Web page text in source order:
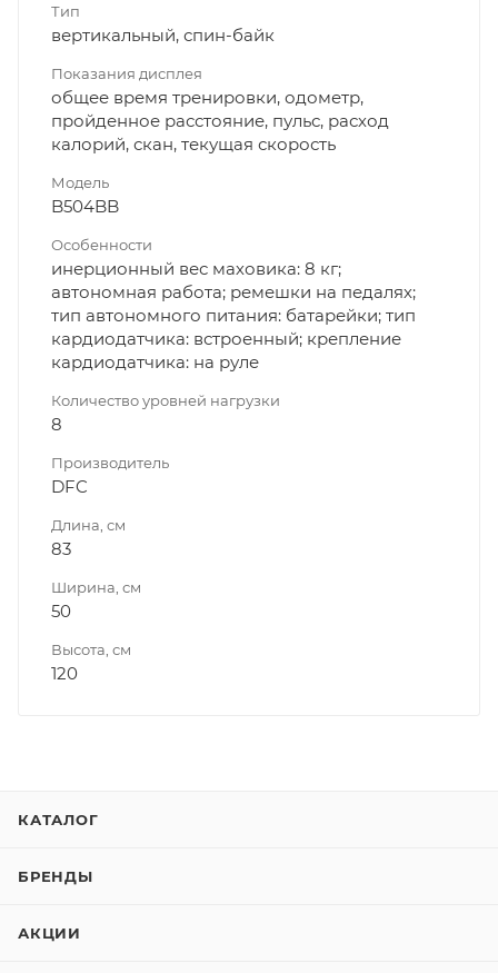
Тип
вертикальный, спин-байк
Показания дисплея
общее время тренировки, одометр,
пройденное расстояние, пульс, расход
калорий, скан, текущая скорость
Модель
B504BB
Особенности
инерционный вес маховика: 8 кг;
автономная работа; ремешки на педалях;
тип автономного питания: батарейки; тип
кардиодатчика: встроенный; крепление
кардиодатчика: на руле
Количество уровней нагрузки
8
Производитель
DFC
Длина, см
83
Ширина, см
50
Высота, см
120
КАТАЛОГ
БРЕНДЫ
АКЦИИ